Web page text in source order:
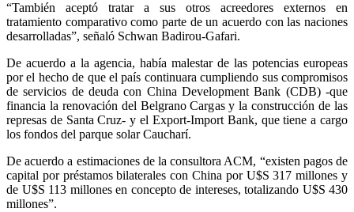
“También aceptó tratar a sus otros acreedores externos en
tratamiento comparativo como parte de un acuerdo con las naciones
desarrolladas”, señaló Schwan Badirou-Gafari.
De acuerdo a la agencia, había malestar de las potencias europeas
por el hecho de que el país continuara cumpliendo sus compromisos
de servicios de deuda con China Development Bank (CDB) -que
financia la renovación del Belgrano Cargas y la construcción de las
represas de Santa Cruz- y el Export-Import Bank, que tiene a cargo
los fondos del parque solar Caucharí.
De acuerdo a estimaciones de la consultora ACM, “existen pagos de
capital por préstamos bilaterales con China por U$S 317 millones y
de U$S 113 millones en concepto de intereses, totalizando U$S 430
millones”.